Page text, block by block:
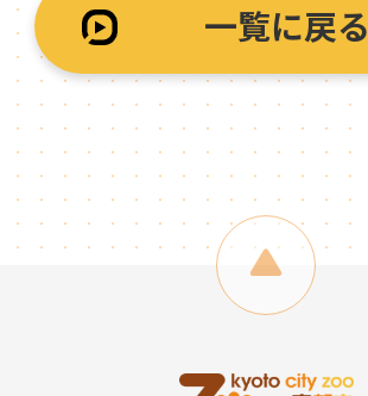
一覧に戻る